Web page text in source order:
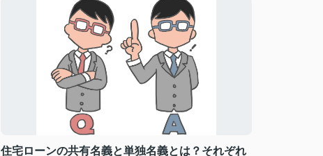
住宅ローンの共有名義と単独名義とは？それぞれ